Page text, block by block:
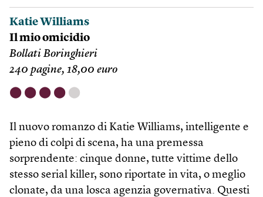
Katie Williams
Il mio omicidio
Bollati Boringhieri
240 pagine, 18,00 euro
⬤ ⬤ ⬤ ⬤ ⬤
Il nuovo romanzo di Katie Williams, intelligente e
pieno di colpi di scena, ha una premessa
sorprendente: cinque donne, tutte vittime dello
stesso serial killer, sono riportate in vita, o meglio
clonate, da una losca agenzia governativa. Questi